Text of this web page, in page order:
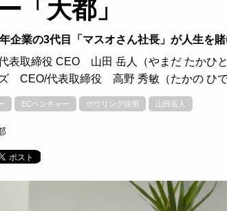
「大都」
年企業の3代目「マスオさん社長」が人生を
取締役 CEO 山田 岳人（やまだ たかひと
CEO/代表取締役 高野 秀敏（たかの ひで
ECベンチャー ボウリング採用 山田岳人